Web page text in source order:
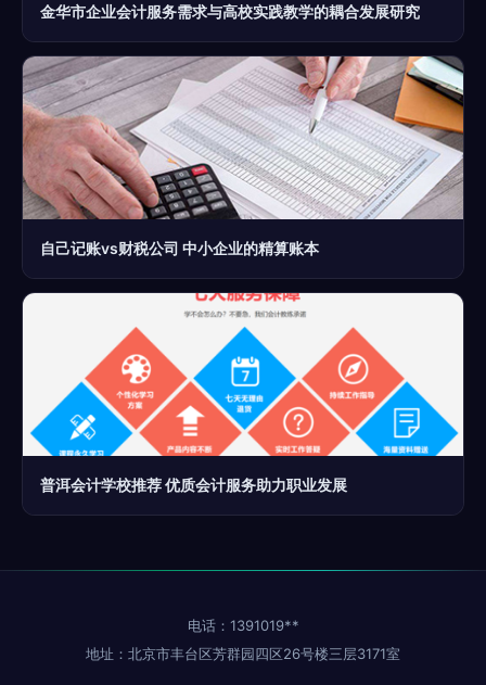
金华市企业会计服务需求与高校实践教学的耦合发展研究
自己记账vs财税公司 中小企业的精算账本
普洱会计学校推荐 优质会计服务助力职业发展
电话：1391019**
地址：北京市丰台区芳群园四区26号楼三层3171室